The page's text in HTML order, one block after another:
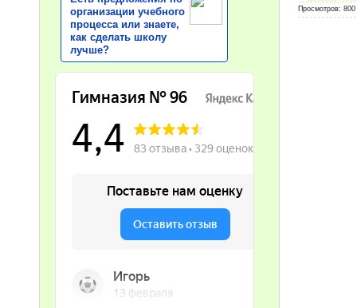
организации учебного
процесса или знаете,
как сделать школу
лучше?
Просмотров: